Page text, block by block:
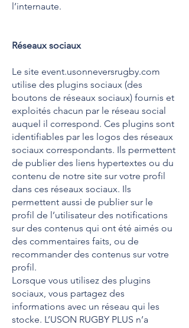
l’internaute.
Réseaux sociaux
Le site event.usonneversrugby.com
utilise des plugins sociaux (des
boutons de réseaux sociaux) fournis et
exploités chacun par le réseau social
auquel il correspond. Ces plugins sont
identifiables par les logos des réseaux
sociaux correspondants. Ils permettent
de publier des liens hypertextes ou du
contenu de notre site sur votre profil
dans ces réseaux sociaux. Ils
permettent aussi de publier sur le
profil de l’utilisateur des notifications
sur des contenus qui ont été aimés ou
des commentaires faits, ou de
recommander des contenus sur votre
profil.
Lorsque vous utilisez des plugins
sociaux, vous partagez des
informations avec un réseau qui les
stocke. L’USON RUGBY PLUS n’a